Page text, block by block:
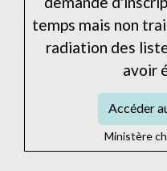
temps mais non
radiation des
avoir
Accéder
Ministère